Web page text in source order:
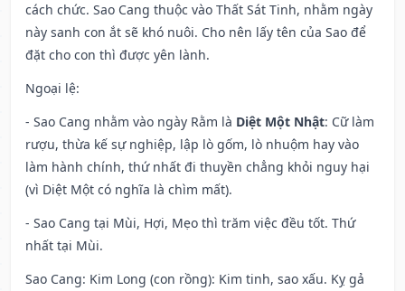
cách chức. Sao Cang thuộc vào Thất Sát Tinh, nhằm ngày
này sanh con ắt sẽ khó nuôi. Cho nên lấy tên của Sao để
đặt cho con thì được yên lành.
Ngoại lệ:
- Sao Cang nhằm vào ngày Rằm là Diệt Một Nhật: Cữ làm
rượu, thừa kế sự nghiệp, lập lò gốm, lò nhuộm hay vào
làm hành chính, thứ nhất đi thuyền chẳng khỏi nguy hại
(vì Diệt Một có nghĩa là chìm mất).
- Sao Cang tại Mùi, Hợi, Mẹo thì trăm việc đều tốt. Thứ
nhất tại Mùi.
Sao Cang: Kim Long (con rồng): Kim tinh, sao xấu. Kỵ gả